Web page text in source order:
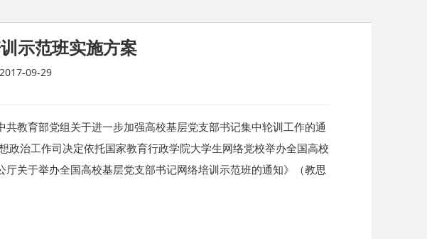
示范班实施方案
09-29
教育部党组关于进一步加强高校基层党支部书记集中轮训工作的通
治工作司决定依托国家教育行政学院大学生网络党校举办全国高校
关于举办全国高校基层党支部书记网络培训示范班的通知》（教思